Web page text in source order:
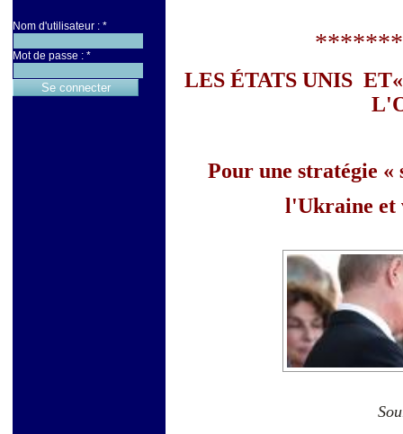
Nom d'utilisateur : *
Mot de passe : *
LES ÉTATS UNIS
Pour une stratégie «
l'Ukraine et